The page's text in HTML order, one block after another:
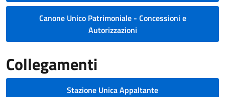
Canone Unico Patrimoniale - Concessioni e
Autorizzazioni
Collegamenti
Stazione Unica Appaltante